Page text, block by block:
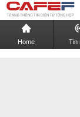
Home Tin